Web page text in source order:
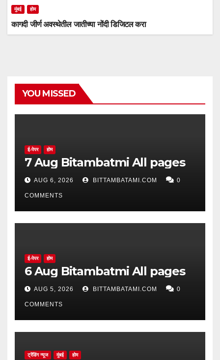
मुंबई होम
कागदी जीर्ण अवस्थेतील जातीच्या नोंदी डिजिटल करा
YOU MISSED
ई-पेपर होम
7 Aug Bitambatmi All pages
AUG 6, 2026 BITTAMBATAMI.COM 0
COMMENTS
ई-पेपर होम
6 Aug Bitambatmi All pages
AUG 5, 2026 BITTAMBATAMI.COM 0
COMMENTS
ट्रेंडिंग न्यूज मुंबई होम